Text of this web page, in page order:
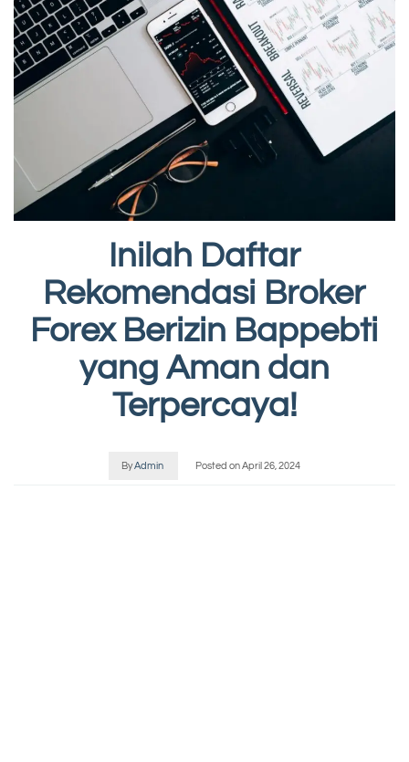
Inilah Daftar
Rekomendasi Broker
Forex Berizin Bappebti
yang Aman dan
Terpercaya!
ByAdmin Posted onApril 26, 2024